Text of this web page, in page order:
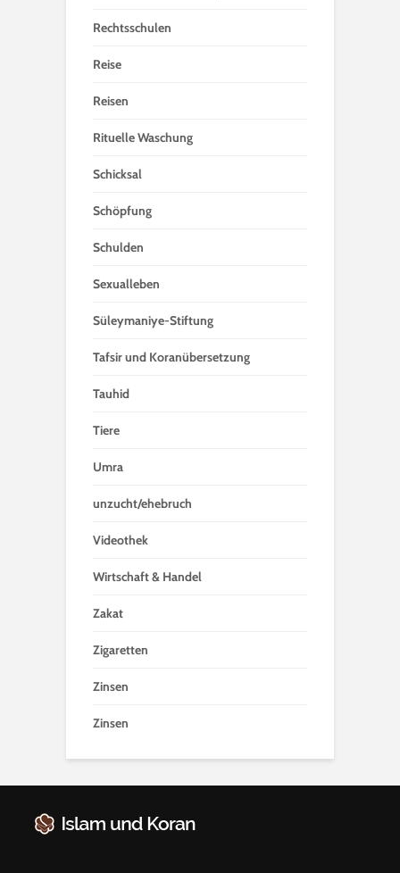
Rechtsschulen
Reise
Reisen
Rituelle Waschung
Schicksal
Schöpfung
Schulden
Sexualleben
Süleymaniye-Stiftung
Tafsir und Koranübersetzung
Tauhid
Tiere
Umra
unzucht/ehebruch
Videothek
Wirtschaft & Handel
Zakat
Zigaretten
Zinsen
Zinsen